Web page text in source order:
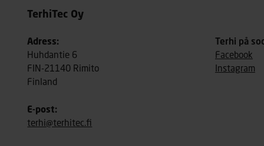
TerhiTec Oy
Adress:
Huhdantie 6
FIN-21140 Rimito
Finland
E-post:
terhi@terhitec.fi
Terhi på
Facebook
Instagram